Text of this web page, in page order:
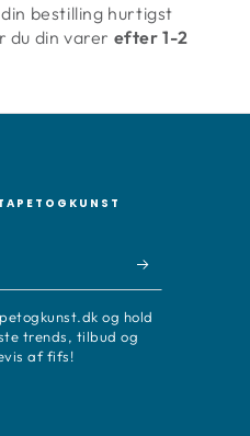
bestilling hurtigst
du din varer efter 1-2
og hold
trends, tilbud og
af fifs!